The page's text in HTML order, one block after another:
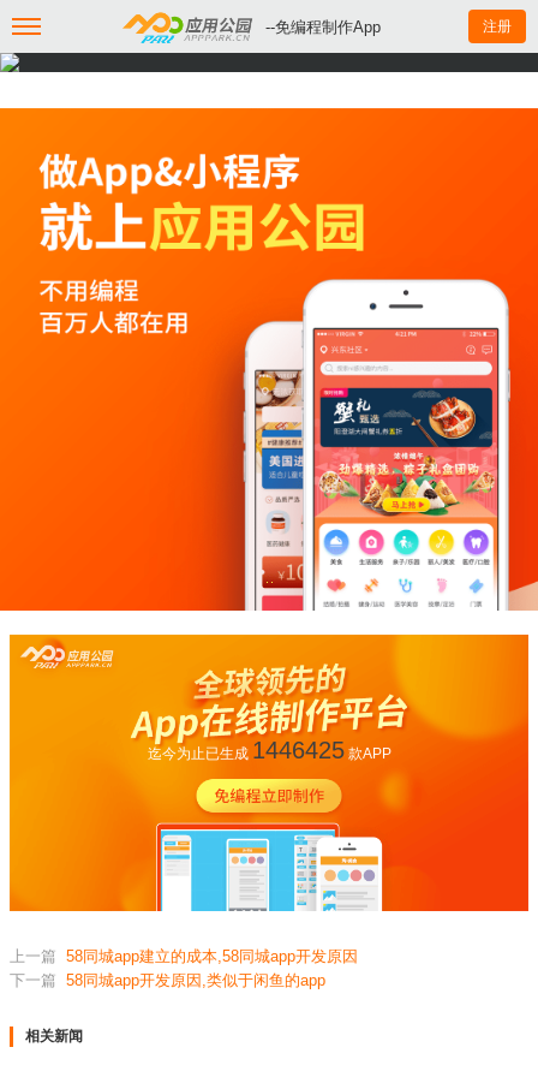
--免编程制作App 注册
迄今为止已生成 1446425款APP
上一篇 58同城app建立的成本,58同城app开发原因
下一篇 58同城app开发原因,类似于闲鱼的app
相关新闻